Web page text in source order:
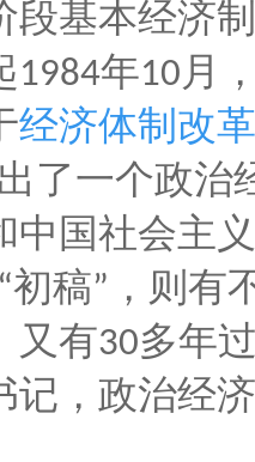
段基本经济
1984年10 月
经济体制改革
了一个政治
中国社会主
“初稿” ，则有
又有30多年
记，政治经